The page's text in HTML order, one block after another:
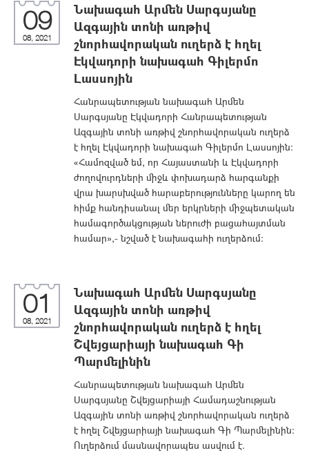
09
08, 2021
Նախագահ Արմեն Սարգսյանը
Ազգային տոնի առթիվ
շնորհավորական ուղերձ է հղել
Էկվադորի նախագահ Գիլերմո
Լասսոյին
Հանրապետության նախագահ Արմեն
Սարգսյանը Էկվադորի Հանրապետության
Ազգային տոնի առթիվ շնորհավորական ուղերձ
է հղել Էկվադորի նախագահ Գիլերմո Լասսոյին:
«Համոզված եմ, որ Հայաստանի և Էկվադորի
ժողովուրդների միջև փոխադարձ հարգանքի
վրա խարսխված հարաբերությունները կարող են
հիմք հանդիսանալ մեր երկրների միջպետական
համագործակցության ներուժի բացահայտման
համար»,- նշված է նախագահի ուղերձում:
01
08, 2021
Նախագահ Արմեն Սարգսյանը
Ազգային տոնի առթիվ
շնորհավորական ուղերձ է հղել
Շվեյցարիայի նախագահ Գի
Պարմելինին
Հանրապետության նախագահ Արմեն
Սարգսյանը Շվեյցարիայի Համադաշնության
Ազգային տոնի առթիվ շնորհավորական ուղերձ
է հղել Շվեյցարիայի նախագահ Գի Պարմելինին:
Ուղերձում մասնավորապես ասվում է.